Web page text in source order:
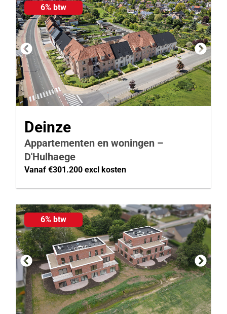
6% btw
Deinze
Appartementen en woningen –
D'Hulhaege
Vanaf €301.200 excl kosten
6% btw